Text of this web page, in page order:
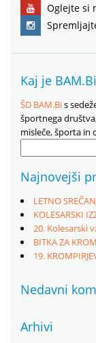
Oglejte si
Kaj je
ŠD BAM.Bis
športnega
misleče, športa in
Najnovejši
LETNO
KOLESARSKI
20. Kolesarski
BITKA ZA
19.
Nedavni
Arhivi